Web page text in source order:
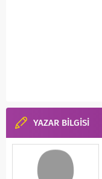
YAZAR BİLGİSİ